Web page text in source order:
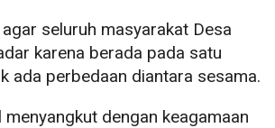
seluruh masyarakat Desa
karena berada pada satu
ada perbedaan diantara sesama.
menyangkut dengan keagamaan